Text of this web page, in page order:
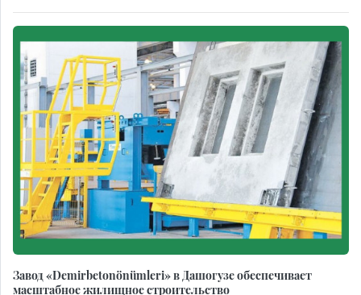
Завод «Demirbetonönümleri» в Дашогузе обеспечивает
масштабное жилищное строительство